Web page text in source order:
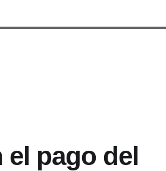
pago del